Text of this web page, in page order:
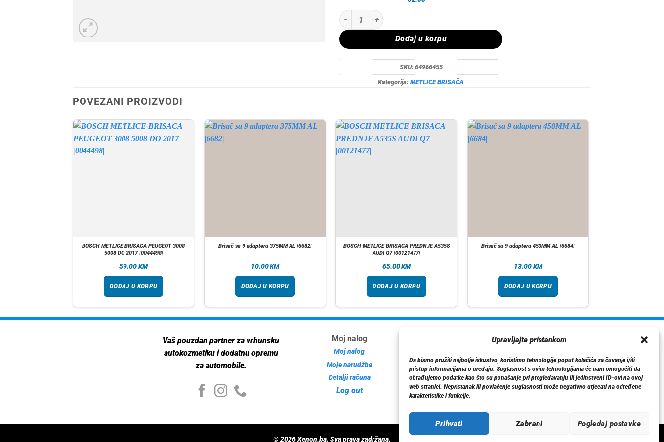
Upravljajte pristankom
Da bismo pružili najbolje iskustvo, koristimo tehnologije poput kolačića za čuvanje i/ili
pristup informacijama o uređaju. Suglasnost s ovim tehnologijama će nam omogućiti da
obrađujemo podatke kao što su ponašanje pri pregledavanju ili jedinstveni ID-ovi na ovoj
web stranici. Nepristanak ili povlačenje suglasnosti može negativno utjecati na određene
karakteristike i funkcije.
Prihvati Zabrani Pogledaj postavke
BOSCH PREDNJE METLICE AUDI SEAT SKODA VW MOD A555S |0044179| količina
Dodaj u korpu
SKU: 64966455
Kategorija: METLICE BRISAČA
POVEZANI PROIZVODI
BOSCH METLICE BRISACA PEUGEOT 3008
5008 DO 2017 |0044498|
59.00 KM
DODAJ U KORPU
Brisač sa 9 adaptera 375MM AL |6682|
10.00KM
DODAJ U KORPU
BOSCH METLICE BRISACA PREDNJE A535S
AUDI Q7 |00121477|
65.00KM
DODAJ U KORPU
Brisač sa 9 adaptera 450MM AL |6684|
13.00 KM
DODAJ U KORPU
Vaš pouzdan partner za vrhunsku
autokozmetiku i dodatnu opremu
za automobile.
Moj nalog
Moj nalog
Moje narudžbe
Detalji računa
Log out
Dostava
Politika privatnosti
Kontakt
© 2026 Xenon.ba. Sva prava zadržana.